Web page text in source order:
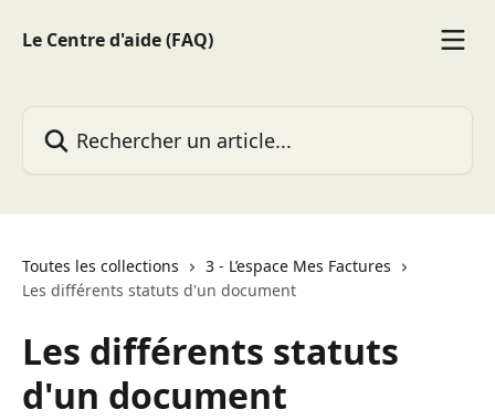
Le Centre d'aide (FAQ)
Toutes les collections
3 - L’espace Mes Factures
Les différents statuts d'un document
Les différents statuts
d'un document